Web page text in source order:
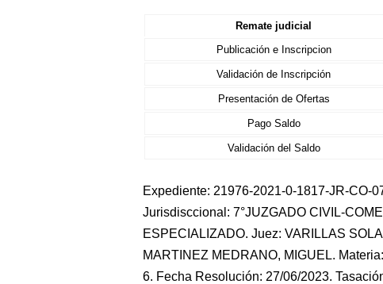
Remate judicial
Publicación e Inscripcion
Validación de Inscripción
Presentación de Ofertas
Pago Saldo
Validación del Saldo
Expediente: 21976-2021-0-1817-JR-CO-
Jurisdisccional: 7°JUZGADO CIVIL-
ESPECIALIZADO. Juez: VARILLAS
MARTINEZ MEDRANO, MIGUEL.
6. Fecha Resolución: 27/06/2023.